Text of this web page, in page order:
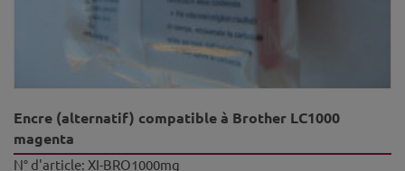
Encre (alternatif) compatible à Brother LC1000
magenta
N° d'article: XI-BRO1000mg